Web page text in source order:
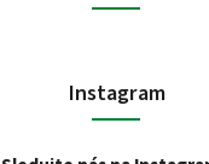
Instagram